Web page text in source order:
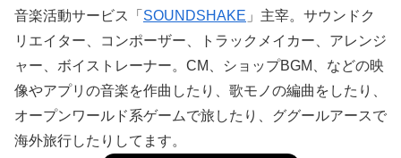
音楽活動サービス「 SOUNDSHAKE 」主宰。サウンドク
リエイター、コンポーザー、トラックメイカー、アレンジ
ャー、ボイストレーナー。CM、ショップBGM、などの映
像やアプリの音楽を作曲したり、歌モノの編曲をしたり、
オープンワールド系ゲームで旅したり、ググールアースで
海外旅行したりしてます。